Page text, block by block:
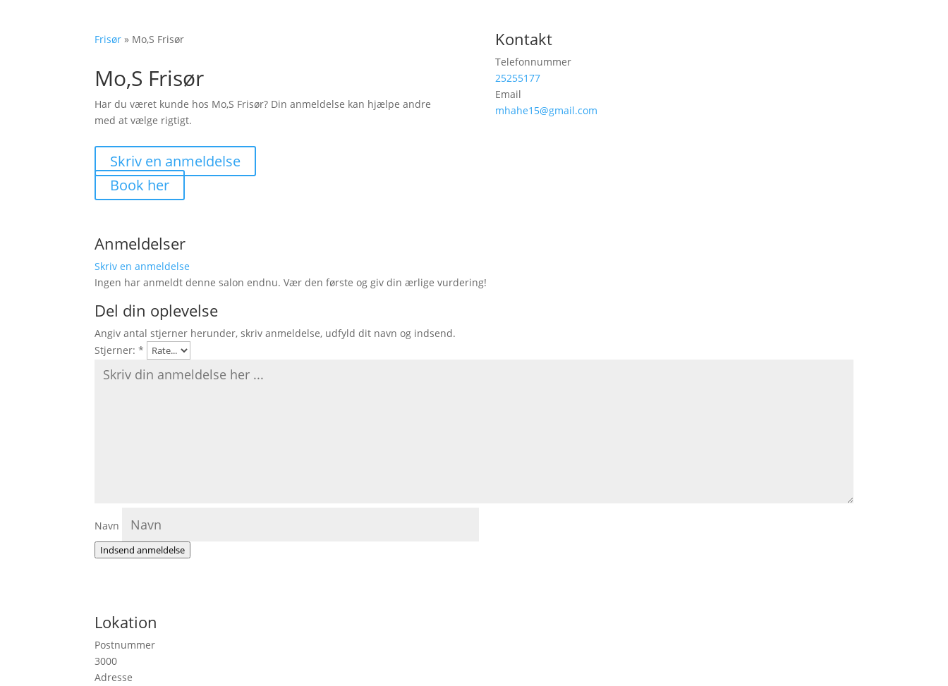
Frisør » Mo,S Frisør
Mo,S Frisør
Har du været kunde hos Mo,S Frisør? Din anmeldelse kan hjælpe andre
med at vælge rigtigt.
Skriv en anmeldelse
Book her
Kontakt
Telefonnummer
25255177
Email
mhahe15@gmail.com
Anmeldelser
Skriv en anmeldelse
Ingen har anmeldt denne salon endnu. Vær den første og giv din ærlige vurdering!
Del din oplevelse
Angiv antal stjerner herunder, skriv anmeldelse, udfyld dit navn og indsend.
Stjerner:*
Navn
Indsend anmeldelse
Lokation
Postnummer
3000
Adresse